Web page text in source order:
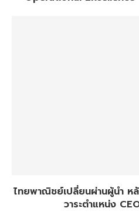
ไทยพาณิชย์เปลี่ยนผ่านผู้นำ
วาระตำแหน่ง